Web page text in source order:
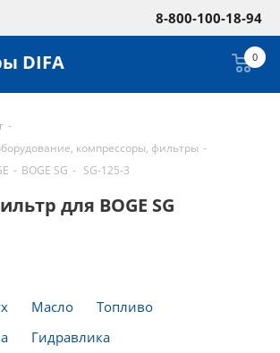
8-800-100-18-94
DIFA 0
-
компрессоры, фильтры -
- BOGE SG - SG-125-3
для BOGE SG
Масло
Топливо
Гидравлика